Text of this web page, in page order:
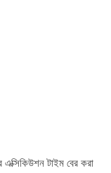
এক্সিকিউশন টাইম বের করা